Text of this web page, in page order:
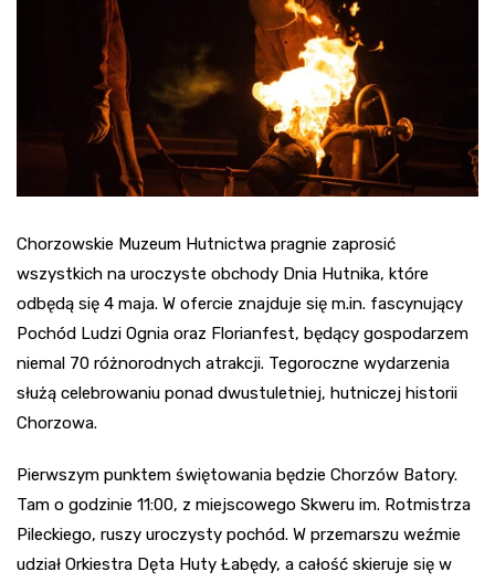
Chorzowskie Muzeum Hutnictwa pragnie zaprosić
wszystkich na uroczyste obchody Dnia Hutnika, które
odbędą się 4 maja. W ofercie znajduje się m.in. fascynujący
Pochód Ludzi Ognia oraz Florianfest, będący gospodarzem
niemal 70 różnorodnych atrakcji. Tegoroczne wydarzenia
służą celebrowaniu ponad dwustuletniej, hutniczej historii
Chorzowa.
Pierwszym punktem świętowania będzie Chorzów Batory.
Tam o godzinie 11:00, z miejscowego Skweru im. Rotmistrza
Pileckiego, ruszy uroczysty pochód. W przemarszu weźmie
udział Orkiestra Dęta Huty Łabędy, a całość skieruje się w